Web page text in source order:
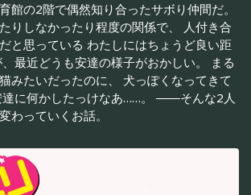
館の2階で偶然知り合ったサボり仲間だ。
りしなかったり程度の関係で、 人付き合
と思っている わたしにはちょうど良い距
最近どうも安達の様子がおかしい。 まる
みたいだったのに、 犬っぽくなってきて
達に何かしたっけなあ……。 ――そんな2人
わっていくお話。